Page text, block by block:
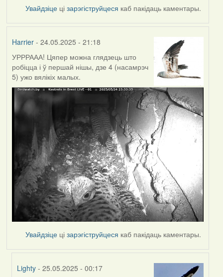
Увайдзіце цізарэгіструйцеся каб пакідаць каментары.
Harrier- 24.05.2025 - 21:18
УРРРААА! Цяпер можна глядзець што
робіцца і ў першай нішы, дзе 4 (насамрэч
5) ужо вялікіх малых.
Увайдзіце цізарэгіструйцеся каб пакідаць каментары.
Lighty - 25.05.2025 - 00:17